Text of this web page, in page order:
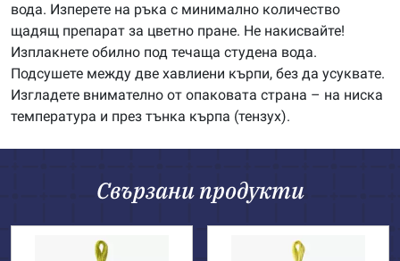
вода. Изперете на ръка с минимално количество
щадящ препарат за цветно пране. Не накисвайте!
Изплакнете обилно под течаща студена вода.
Подсушете между две хавлиени кърпи, без да усуквате.
Изгладете внимателно от опаковата страна – на ниска
температура и през тънка кърпа (тензух).
Свързани продукти